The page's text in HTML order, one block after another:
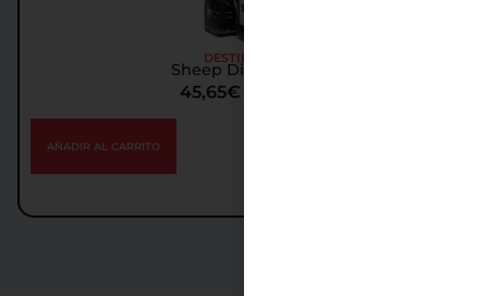
DESTILADOS
Sheep Dip Whisky
45,65€
AÑADIR AL CARRITO